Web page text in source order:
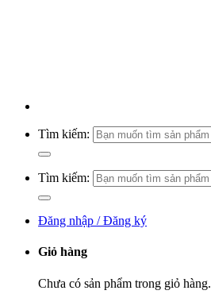
Tìm kiếm:
Tìm kiếm:
Đăng nhập / Đăng ký
Giỏ hàng
Chưa có sản phẩm trong giỏ hàng.